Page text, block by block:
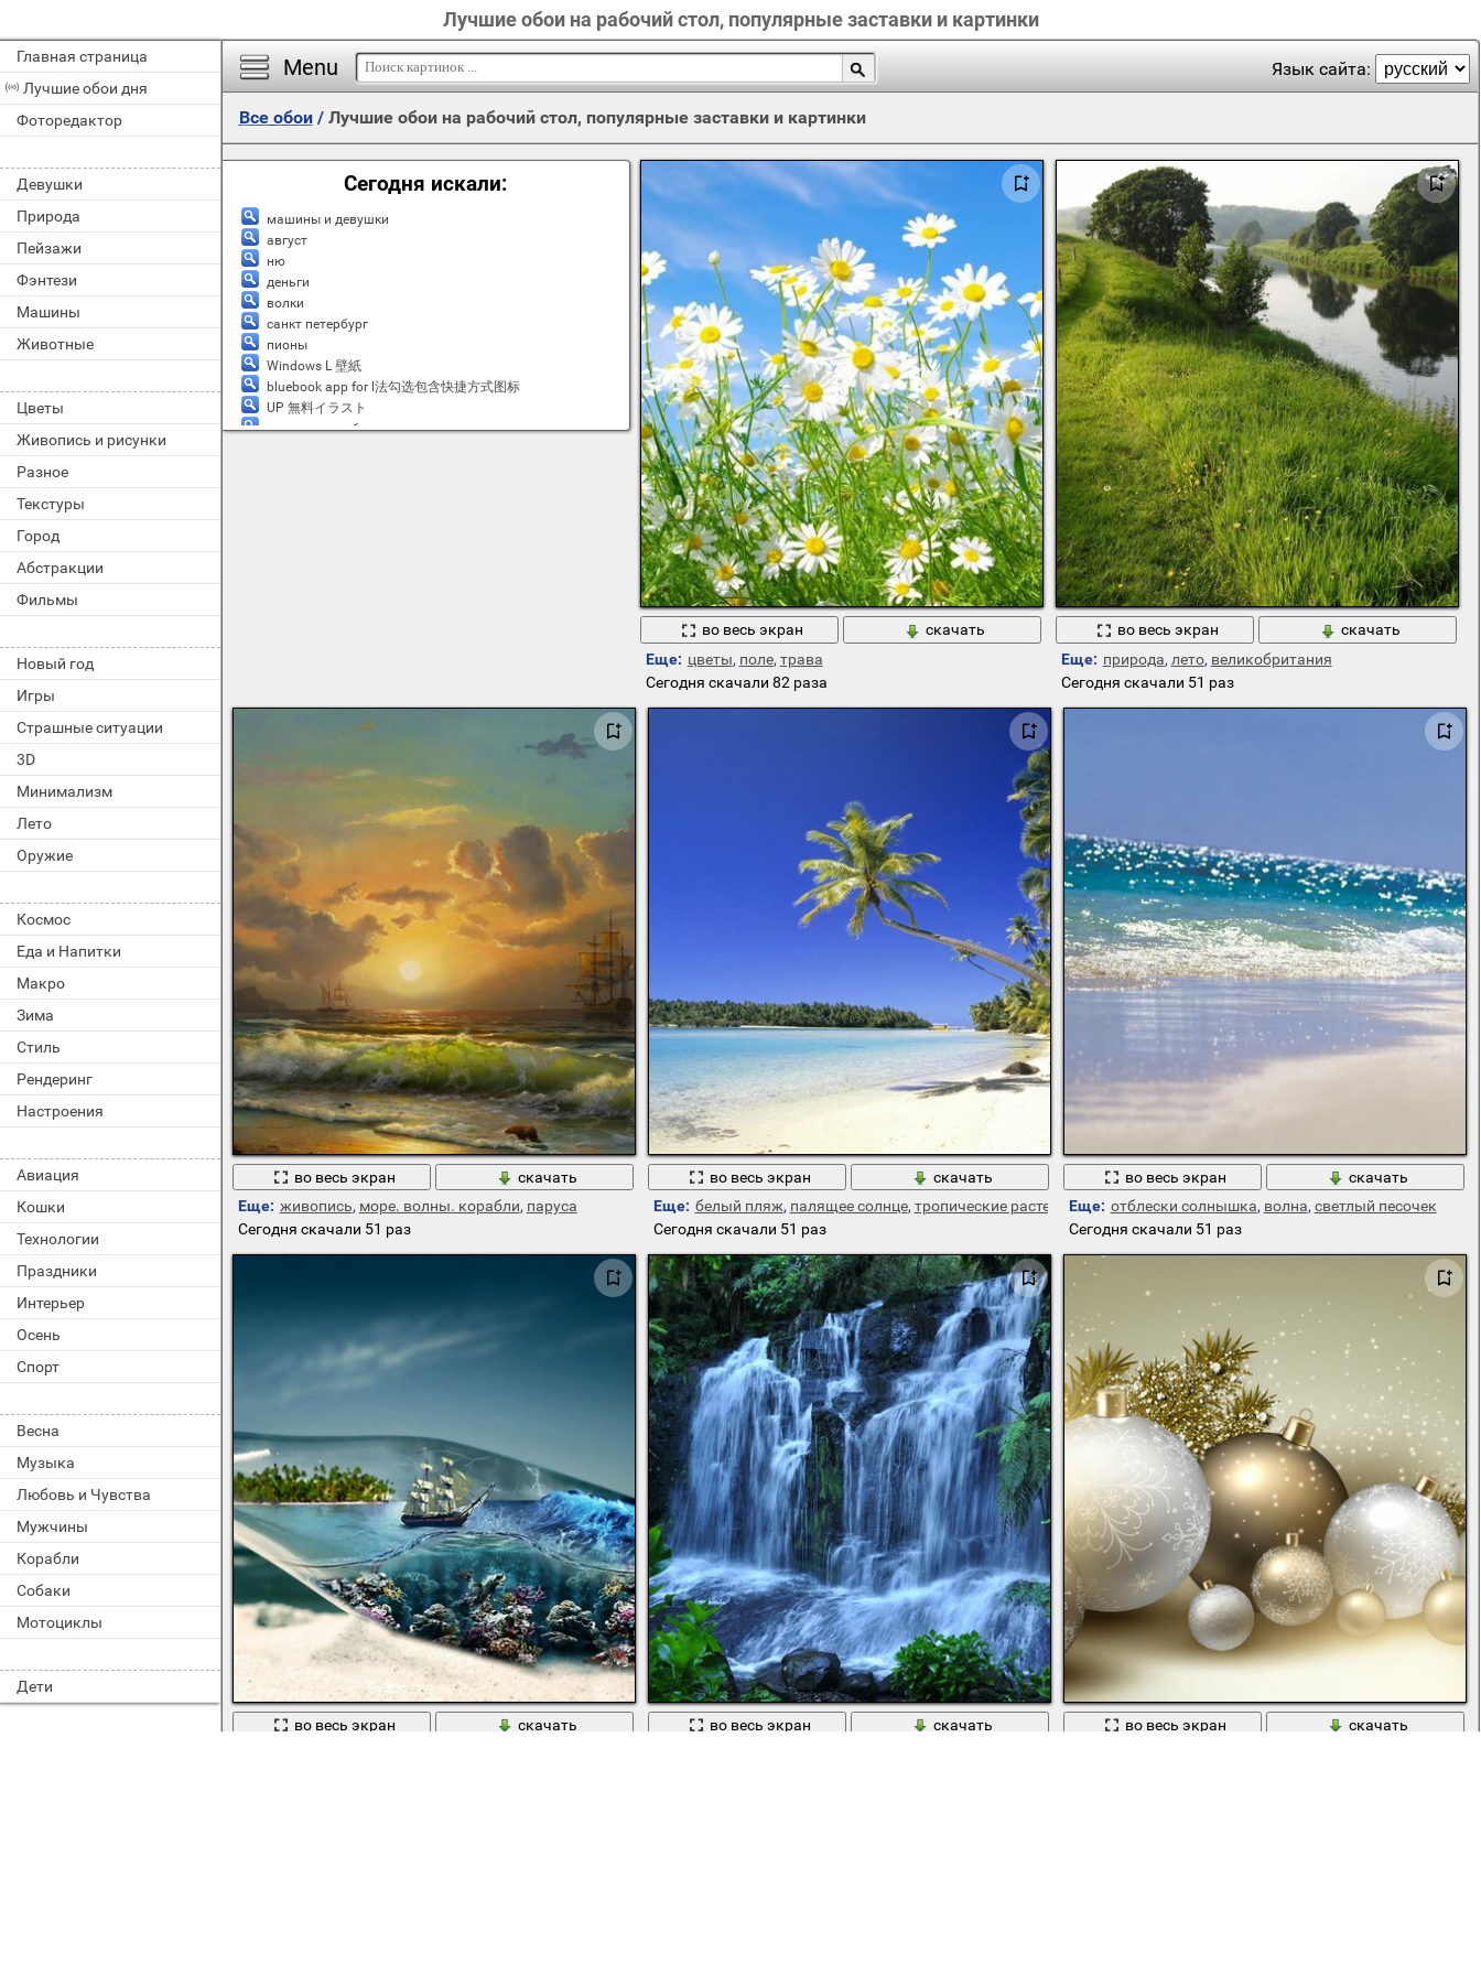
Лучшие обои на рабочий стол, популярные заставки и картинки
Главная страница
Лучшие обои дня
Фоторедактор
Девушки
Природа
Пейзажи
Фэнтези
Машины
Животные
Цветы
Живопись и рисунки
Разное
Текстуры
Город
Абстракции
Фильмы
Новый год
Игры
Страшные ситуации
3D
Минимализм
Лето
Оружие
Космос
Еда и Напитки
Макро
Зима
Стиль
Рендеринг
Настроения
Авиация
Кошки
Технологии
Праздники
Интерьер
Осень
Спорт
Весна
Музыка
Любовь и Чувства
Мужчины
Корабли
Собаки
Мотоциклы
Дети
Menu Язык сайта:
Все обои/ Лучшие обои на рабочий стол, популярные заставки и картинки
Сегодня искали:
машины и девушки
август
ню
деньги
волки
санкт петербург
пионы
Windows L 壁紙
bluebook app for l法勾选包含快捷方式图标
UP 無料イラスト
охотничьи собаки
winter
war no 2
дракула
девушка и море
лето
ARC ロビー画像
lord of the rings
carousel horse
fear and loathing in las vegas
ножи
فلم مترجم اسمهmodern love موقع فشار
bmw gt m3
море
бабочки
茶こし 35号
обнаженные девушки
горы и море
taylor swift
во весь экран
скачать
Еще: цветы, поле, трава
Сегодня скачали 82 раза
во весь экран
скачать
Еще: природа, лето, великобритания
Сегодня скачали 51 раз
во весь экран
скачать
Еще: живопись, море. волны. корабли, паруса
Сегодня скачали 51 раз
во весь экран
скачать
Еще: белый пляж, палящее солнце, тропические растения
Сегодня скачали 51 раз
во весь экран
скачать
Еще: отблески солнышка, волна, светлый песочек
Сегодня скачали 51 раз
во весь экран
скачать
во весь экран
скачать
во весь экран
скачать